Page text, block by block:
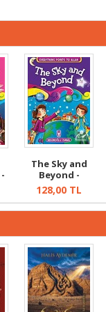
The Sky and
Beyond -
Everything Points
T...
128,00 TL